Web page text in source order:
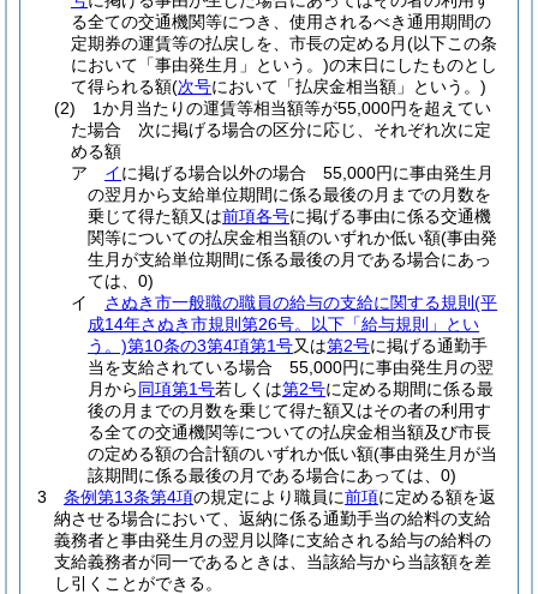
る全ての交通機関等につき、使用されるべき通用期間の
定期券の運賃等の払戻しを、市長の定める月(以下この条
において「事由発生月」という。)の末日にしたものとし
て得られる額(次号において「払戻金相当額」という。)
(2)
1か月当たりの運賃等相当額等が55,000円を超えてい
た場合 次に掲げる場合の区分に応じ、それぞれ次に定
める額
ア
イに掲げる場合以外の場合 55,000円に事由発生月
の翌月から支給単位期間に係る最後の月までの月数を
乗じて得た額又は前項各号に掲げる事由に係る交通機
関等についての払戻金相当額のいずれか低い額(事由発
生月が支給単位期間に係る最後の月である場合にあっ
ては、0)
イ
さぬき市一般職の職員の給与の支給に関する規則 (平
成14年さぬき市規則第26号。以下「給与規則」とい
う。)第10条の3第4項第1号又は第2号に掲げる通勤手
当を支給されている場合 55,000円に事由発生月の翌
月から同項第1号若しくは第2号に定める期間に係る最
後の月までの月数を乗じて得た額又はその者の利用す
る全ての交通機関等についての払戻金相当額及び市長
の定める額の合計額のいずれか低い額(事由発生月が当
該期間に係る最後の月である場合にあっては、0)
3
条例第13条第4項の規定により職員に前項に定める額を返
納させる場合において、返納に係る通勤手当の給料の支給
義務者と事由発生月の翌月以降に支給される給与の給料の
支給義務者が同一であるときは、当該給与から当該額を差
し引くことができる。